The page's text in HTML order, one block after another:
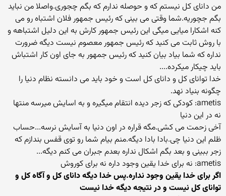
من دانای کل نیستم که و حوصله ندارم که بگم چجوری.واصلا من نباید
بگم جچوریه.شما وقتی می بینی که رئیس جمهور فلان اشتباه رو می
کنه اشکارا میایی میگی این رئیس جمهور کارش به این دلیل اشتباهه و
با روش ثابت می کنید که رئیس جمهور معصوم نیست دیگه ضرورت
نداره که شما بیاد بیان کنید که رئیس جمهور به جای اون کار اشتباش
باید چیکار میکرده....
خدا توانای کل و دانای کل است و خود باید می دانسته نظام دنیا را
چگونه بنیاد نهد.
ametis: کودکی که زجر دیده انتقام میگیره و به اسایش میرسه منتها
نه در این دنیا
آخی زحمت می کشی.مگه قراره در اون دنیا به آسایش نرسه...حساب
ظلم این دنیا چی.بادا بادا دیگه.منم بیام شما رو توی قفس بندازم که
زجر ببینی و بعد بگم اشکال نداره بعدم جبران می کنم دیگه...
ametis: نه برای خدا یقین وجود داره نه برای کوروش
اگر برای خدا یقین وجود نداره.پس خدا دیگه دانای کل و آگاه کل و
توانای کل نیست و در نتیجه دیگه خدا نیست